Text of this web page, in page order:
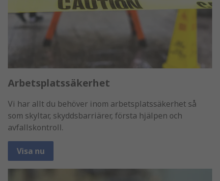
Arbetsplatssäkerhet
Vi har allt du behöver inom arbetsplatssäkerhet så
som skyltar, skyddsbarriärer, första hjälpen och
avfallskontroll.
Visa nu